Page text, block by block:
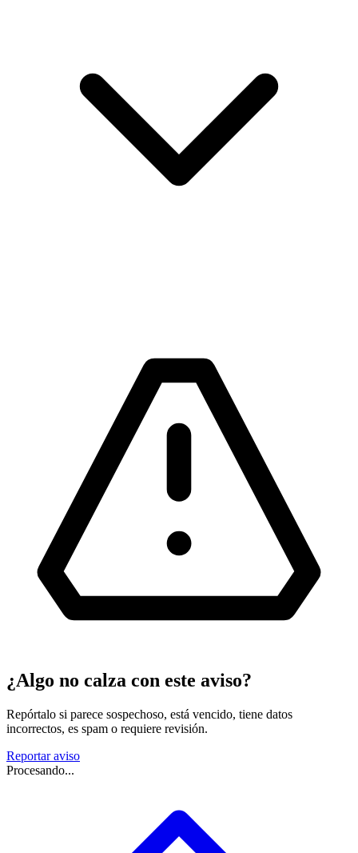
¿Algo no calza con este aviso?
Repórtalo si parece sospechoso, está vencido, tiene datos
incorrectos, es spam o requiere revisión.
Reportar aviso
Procesando...